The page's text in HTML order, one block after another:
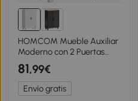
HOMCOM Mueble Auxiliar
Moderno con 2 Puertas
Estante Ajustable y Base
Elevada para Salón Cocina
Comedor 60x30x90 cm
Blanco
81,99€
Envío gratis